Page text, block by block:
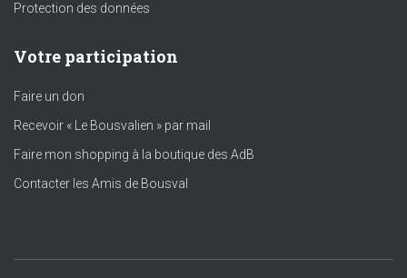
Protection des données
Votre participation
Faire un don
Recevoir « Le Bousvalien » par mail
Faire mon shopping à la boutique des AdB
Contacter les Amis de Bousval